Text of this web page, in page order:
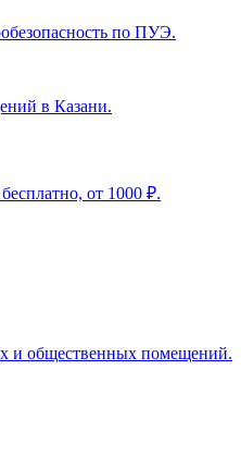
по ПУЭ.
в Казани.
от 1000 ₽.
и общественных помещений.